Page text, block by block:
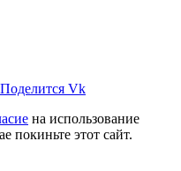
на использование
покиньте этот сайт.